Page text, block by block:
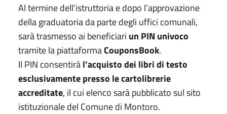
Al termine dell’istruttoria e dopo l’approvazione
della graduatoria da parte degli uffici comunali,
sarà trasmesso ai beneficiari un PIN univoco
tramite la piattaformaCouponsBook.
Il PIN consentiràl’acquisto dei libri di testo
esclusivamente presso le cartolibrerie
accreditate, il cui elenco sarà pubblicato sul sito
istituzionale del Comune di Montoro.